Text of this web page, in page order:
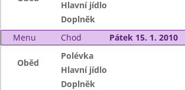
Hlavní jídlo
Doplněk
Menu
Chod Pátek 15. 1. 2010
Oběd
Polévka
Hlavní jídlo
Doplněk